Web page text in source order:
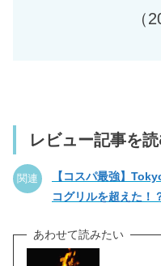
（
レビュー記事を
関連
【コスパ最強】
コグリルを超えた！